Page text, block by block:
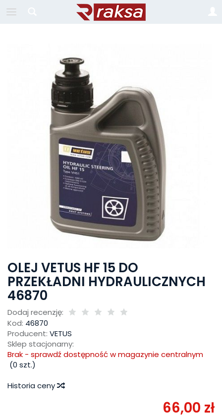
OLEJ VETUS HF 15 DO
PRZEKŁADNI HYDRAULICZNYCH
46870
Dodaj recenzję:
Kod: 46870
Producent: VETUS
Sklep stacjonarny:
Brak - sprawdź dostępność w magazynie centralnym
(0 szt.)
Historia ceny
66,00 zł